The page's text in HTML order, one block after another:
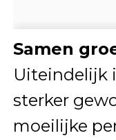
Samen
Uiteindelijk
sterker
moeilijke